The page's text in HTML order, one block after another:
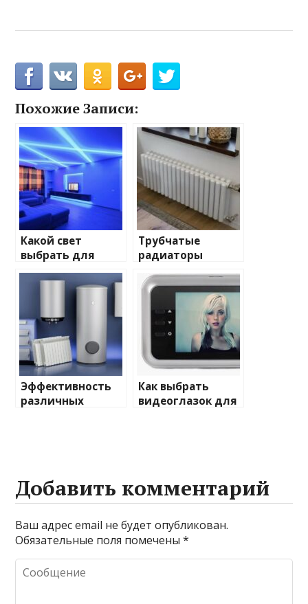
Похожие Записи:
Какой свет
выбрать для
домашнего
освещения
Трубчатые
радиаторы
отопления: виды
и характеристики
Эффективность
различных
Как выбрать
видеоглазок для
Добавить комментарий
Ваш адрес email не будет опубликован.
Обязательные поля помечены*